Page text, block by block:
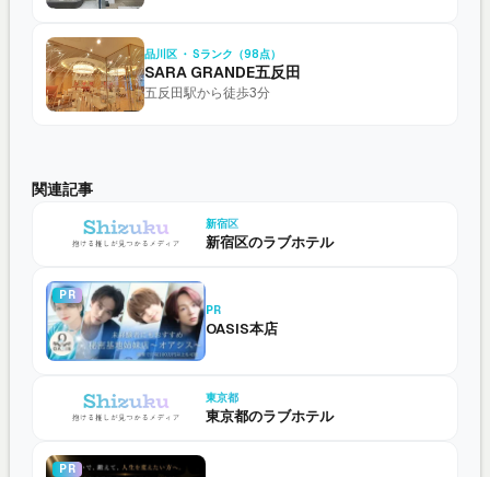
品川区 ・ Sランク（98点）
SARA GRANDE五反田
五反田駅から徒歩3分
関連記事
新宿区
新宿区のラブホテル
PR
PR
OASIS本店
東京都
東京都のラブホテル
PR